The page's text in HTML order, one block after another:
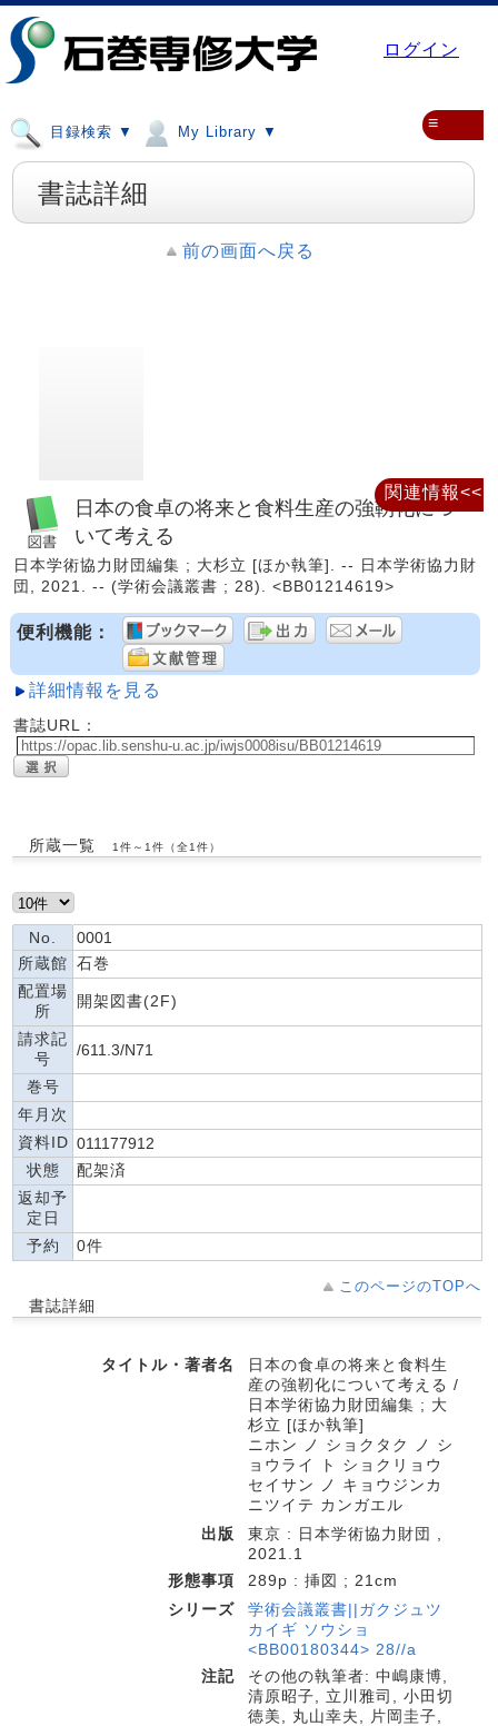
ログイン
目録検索 ▼ My Library ▼ ≡
書誌詳細
前の画面へ戻る
日本の食卓の将来と食料生産の強靭化につ
いて考える
日本学術協力財団編集 ; 大杉立 [ほか執筆]. -- 日本学術協力財
団, 2021. -- (学術会議叢書 ; 28). <BB01214619>
便利機能：
詳細情報を見る
書誌URL：
所蔵一覧 1件～1件（全1件）
No.
0001
所蔵館 石巻
配置場
所
開架図書(2F)
請求記
号
/611.3/N71
巻号
年月次
資料ID 011177912
状態
配架済
返却予
定日
予約
0件
このページのTOPへ
書誌詳細
タイトル・著者名
日本の食卓の将来と食料生
産の強靭化について考える /
日本学術協力財団編集 ; 大
杉立 [ほか執筆]
ニホン ノ ショクタク ノ シ
ョウライ ト ショクリョウ
セイサン ノ キョウジンカ
ニツイテ カンガエル
出版
東京 : 日本学術協力財団 ,
2021.1
形態事項
289p : 挿図 ; 21cm
シリーズ
学術会議叢書||ガクジュツ
カイギ ソウショ
<BB00180344> 28//a
注記
その他の執筆者: 中嶋康博,
清原昭子, 立川雅司, 小田切
徳美, 丸山幸夫, 片岡圭子,
関連情報<<